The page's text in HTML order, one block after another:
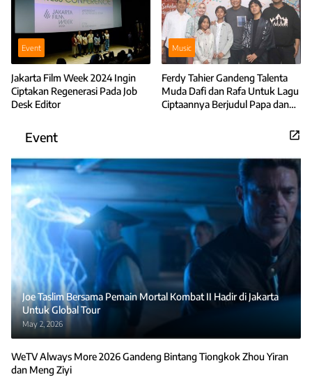
Event
Jakarta Film Week 2024 Ingin
Ciptakan Regenerasi Pada Job
Desk Editor
Music
Ferdy Tahier Gandeng Talenta
Muda Dafi dan Rafa Untuk Lagu
Ciptaannya Berjudul Papa dan
Event
Joe Taslim Bersama Pemain Mortal Kombat II Hadir di Jakarta
Untuk Global Tour
May 2, 2026
WeTV Always More 2026 Gandeng Bintang Tiongkok Zhou Yiran
dan Meng Ziyi